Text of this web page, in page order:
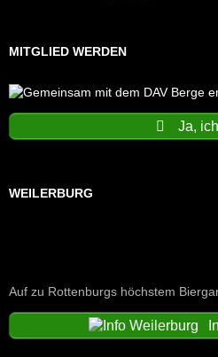
MITGLIED WERDEN
Ja, ich
WEILERBURG
Auf zu Rottenburgs höchstem